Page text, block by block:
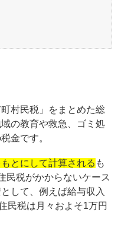
村民税」をまとめた総
の教育や救急、ゴミ処
金です。
もとにして計算される も
民税がかからないケース
して、例えば給与収入
民税は月々およそ1万円